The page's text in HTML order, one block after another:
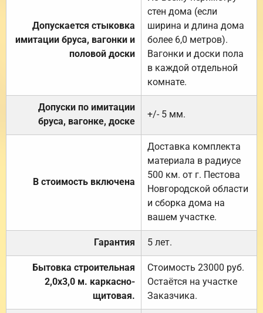
Допускается стыковка
имитации бруса, вагонки и
половой доски
стен дома (если
ширина и длина дома
более 6,0 метров).
Вагонки и доски пола
в каждой отдельной
комнате.
Допуски по имитации
бруса, вагонке, доске
+/- 5 мм.
В стоимость включена
Доставка комплекта
материала в радиусе
500 км. от г. Пестова
Новгородской области
и сборка дома на
вашем участке.
Гарантия 5 лет.
Бытовка строительная
2,0х3,0 м. каркасно-
щитовая.
Стоимость 23000 руб.
Остаётся на участке
Заказчика.